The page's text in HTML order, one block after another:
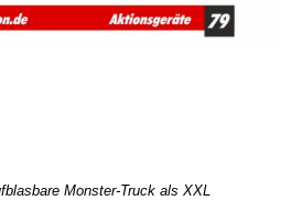
Monster-Truck als XXL